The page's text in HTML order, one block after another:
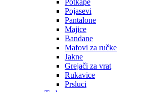
Pojasevi
Pantalone
Majice
Bandane
Mafovi za ručke
Jakne
Grejači za vrat
Rukavice
Prsluci